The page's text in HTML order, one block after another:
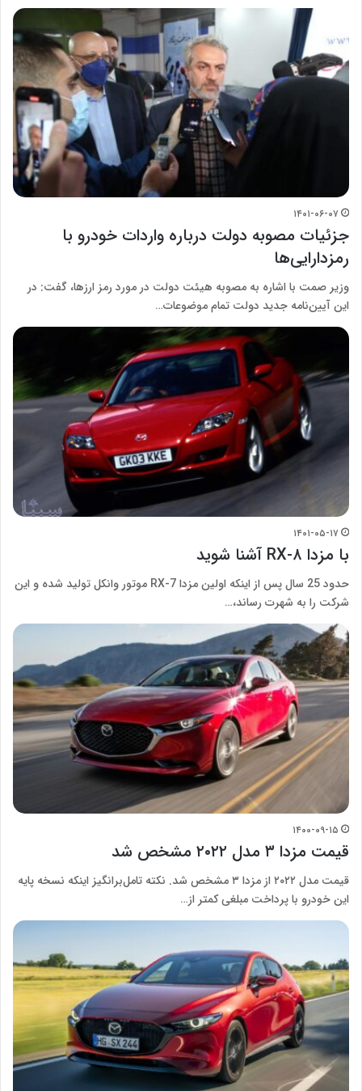
۱۴۰۱-۰۶-۰۷
جزئیات مصوبه دولت درباره واردات خودرو با
رمزدارایی‌ها
وزیر صمت با اشاره به مصوبه هیئت دولت در مورد رمز ارزها، گفت: در
این آیین‌نامه جدید دولت تمام موضوعات…
۱۴۰۱-۰۵-۱۷
با مزدا RX-۸ آشنا شوید
حدود 25 سال پس از اینکه اولین مزدا RX-7 موتور وانکل تولید شده و این
شرکت را به شهرت رساند،…
۱۴۰۰-۰۹-۱۵
قیمت مزدا ۳ مدل ۲۰۲۲ مشخص شد
قیمت مدل ۲۰۲۲ از مزدا ۳ مشخص شد. نکته تامل‌برانگیز اینکه نسخه پایه
این خودرو با پرداخت مبلغی کمتر از…